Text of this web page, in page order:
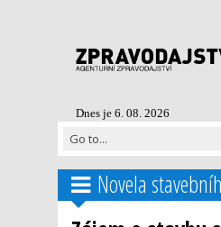
Dnes je 6. 08. 2026
Novela